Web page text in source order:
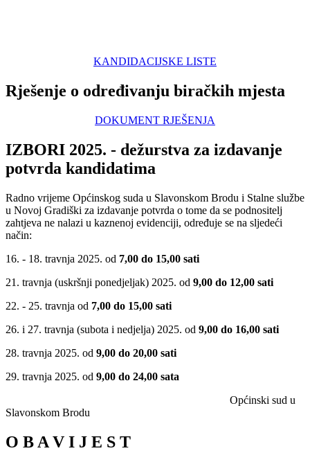
KANDIDACIJSKE LISTE
Rješenje o određivanju biračkih mjesta
DOKUMENT RJEŠENJA
IZBORI 2025. - dežurstva za izdavanje
potvrda kandidatima
Radno vrijeme Općinskog suda u Slavonskom Brodu i Stalne službe
u Novoj Gradiški za izdavanje potvrda o tome da se podnositelj
zahtjeva ne nalazi u kaznenoj evidenciji, određuje se na sljedeći
način:
16. - 18. travnja 2025. od 7,00 do 15,00 sati
21. travnja (uskršnji ponedjeljak) 2025. od 9,00 do 12,00 sati
22. - 25. travnja od 7,00 do 15,00 sati
26. i 27. travnja (subota i nedjelja) 2025. od 9,00 do 16,00 sati
28. travnja 2025. od 9,00 do 20,00 sati
29. travnja 2025. od 9,00 do 24,00 sata
Općinski sud u
Slavonskom Brodu
O B A V I J E S T